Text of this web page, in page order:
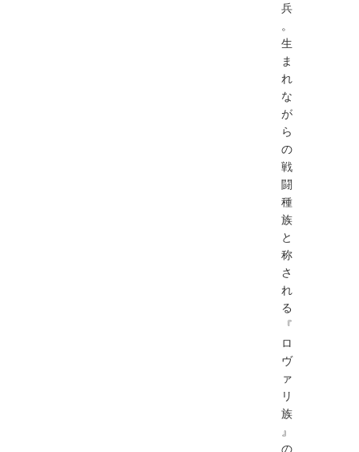
兵
。
生
ま
れ
な
が
ら
の
戦
闘
種
族
と
称
さ
れ
る
『
ロ
ヴ
ァ
リ
族
』
の